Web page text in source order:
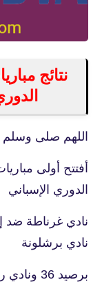
نتائج
الدوري
اللهم صلى وسلم
أفتتح أولى
الدوري الإسباني
نادي غرناطة ضد
نادي برشلونة
برصيد 36 ونادي ريال مدريد 36 نقطة.